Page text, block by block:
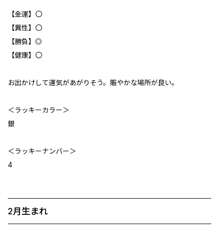
【金運】〇
【異性】〇
【勝負】◎
【健康】〇
お出かけして運気があがりそう。賑やかな場所が良い。
＜ラッキーカラー＞
銀
＜ラッキーナンバー＞
4
2月生まれ